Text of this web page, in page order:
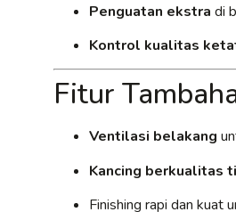
Penguatan ekstra di
Kontrol kualitas
Fitur
Ventilasi belakang
Kancing berkualitas
Finishing rapi dan kuat